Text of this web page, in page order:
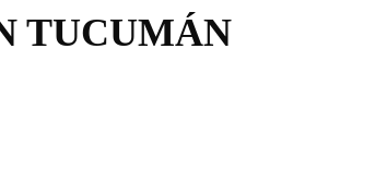
Fútbol Femenino
TUCUMÁN